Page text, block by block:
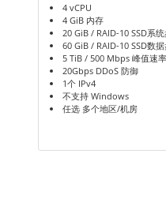
4 vCPU
4 GiB 内存
20 GiB / RAID-10 SSD系统
60 GiB / RAID-10 SSD数据
5 TiB / 500 Mbps 峰值速率
20Gbps DDoS 防御
1个 IPv4
不支持 Windows
任选 多个地区/机房